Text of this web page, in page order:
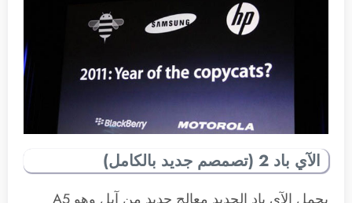
الآي باد 2 (تصمصم جديد بالكامل)